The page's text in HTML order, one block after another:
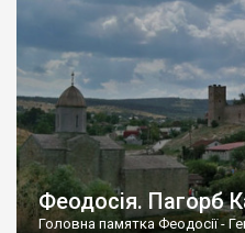
Феодосія. Пагорб
Головна памятка Феодосії -